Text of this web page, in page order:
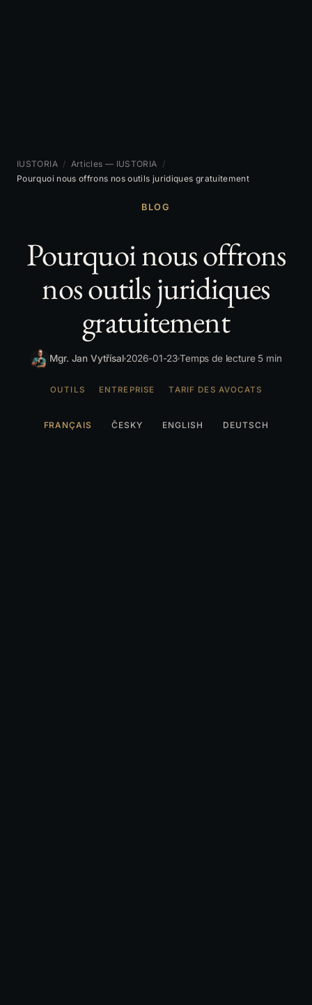
IUSTORIA / Articles — IUSTORIA /
Pourquoi nous offrons nos outils juridiques gratuitement
BLOG
Pourquoi nous offrons
nos outils juridiques
gratuitement
Mgr. Jan Vytřísal2026-01-23Temps de lecture 5 min
OUTILS ENTREPRISE TARIF DES AVOCATS
FRANÇAIS ČESKY ENGLISH DEUTSCH